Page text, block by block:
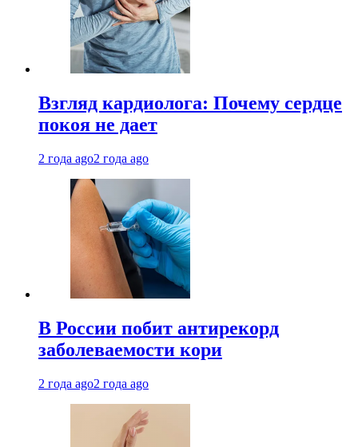
Взгляд кардиолога: Почему сердце
покоя не дает
2 года ago2 года ago
В России побит антирекорд
заболеваемости кори
2 года ago2 года ago